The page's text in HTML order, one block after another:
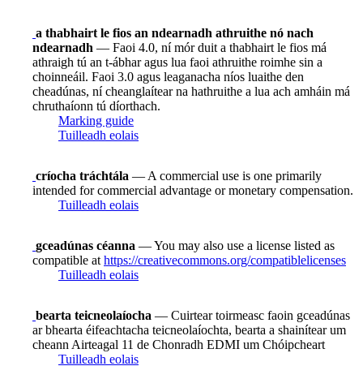
a thabhairt le fios an ndearnadh athruithe nó nach
ndearnadh — Faoi 4.0, ní mór duit a thabhairt le fios má
athraigh tú an t-ábhar agus lua faoi athruithe roimhe sin a
choinneáil. Faoi 3.0 agus leaganacha níos luaithe den
cheadúnas, ní cheanglaítear na hathruithe a lua ach amháin má
chruthaíonn tú díorthach.
Marking guide
Tuilleadh eolais
críocha tráchtála — A commercial use is one primarily
intended for commercial advantage or monetary compensation.
Tuilleadh eolais
gceadúnas céanna — You may also use a license listed as
compatible at https://creativecommons.org/compatiblelicenses
Tuilleadh eolais
bearta teicneolaíocha — Cuirtear toirmeasc faoin gceadúnas
ar bhearta éifeachtacha teicneolaíochta, bearta a shainítear um
cheann Airteagal 11 de Chonradh EDMI um Chóipcheart
Tuilleadh eolais